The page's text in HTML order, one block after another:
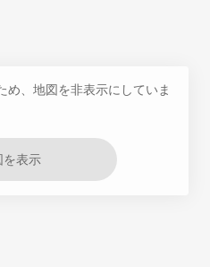
め、地図を非表示にしていま
を表示